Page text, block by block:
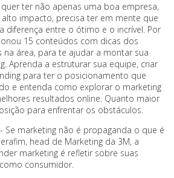
ter não apenas uma boa empresa,
impacto, precisa ter em mente que
diferença entre o ótimo e o incrível. Por
15 conteúdos com dicas dos
na área, para te ajudar a montar sua
Aprenda a estruturar sua equipe, criar
para ter o posicionamento que
e entenda como explorar o marketing
resultados online. Quanto maior
para enfrentar os obstáculos.
Se marketing não é propaganda o que é
head de Marketing da 3M, a
marketing é refletir sobre suas
consumidor.